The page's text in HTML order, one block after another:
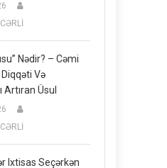
Nədir? – Cəmi
Və
Üsul
Ixtisas Seçərkən